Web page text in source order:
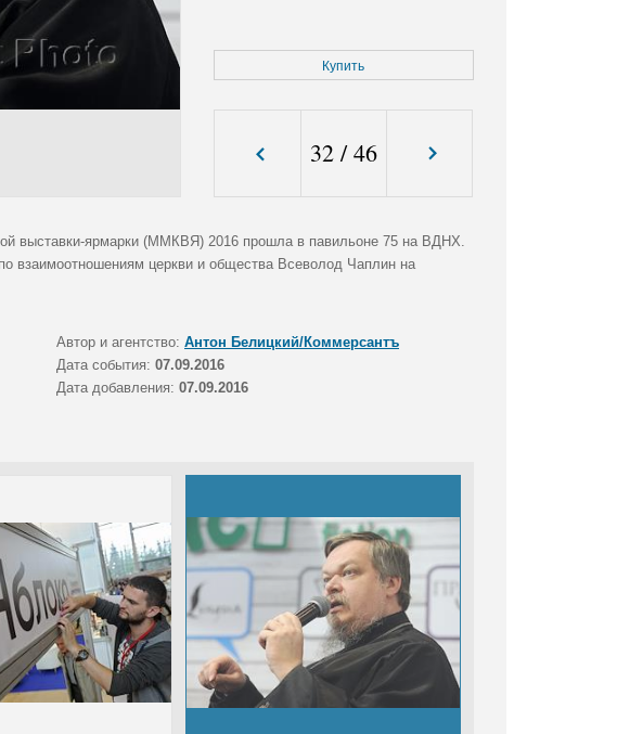
Купить
32/46
выставки-ярмарки (ММКВЯ) 2016 прошла в павильоне 75 на ВДНХ.
взаимоотношениям церкви и общества Всеволод Чаплин на
Автор и агентство: Антон Белицкий/Коммерсантъ
Дата события: 07.09.2016
Дата добавления: 07.09.2016